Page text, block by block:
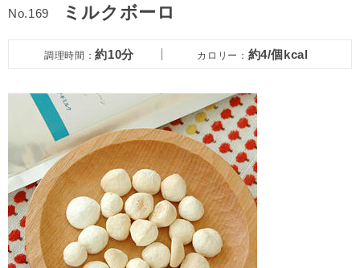
No.169 ミルクボーロ
調理時間：約10分 カロリー： 約4/個kcal